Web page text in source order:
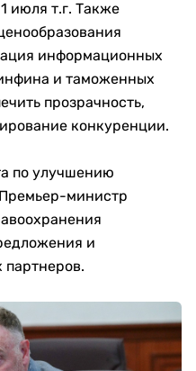
июля т.г. Также
информационных
и таможенных
прозрачность,
конкуренции.
по улучшению
министр
и